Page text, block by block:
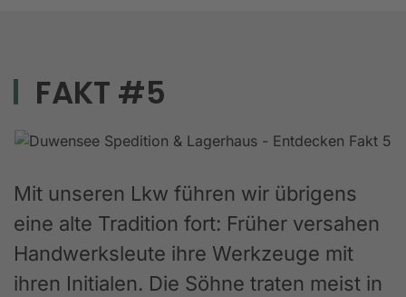
FAKT #5
Mit unseren Lkw führen wir übrigens
eine alte Tradition fort: Früher versahen
Handwerksleute ihre Werkzeuge mit
ihren Initialen. Die Söhne traten meist in